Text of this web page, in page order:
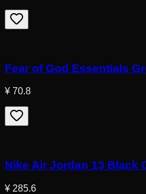
Fear of God Essentials
¥ 70.8
Nike Air Jordan 13 Black
¥ 285.6